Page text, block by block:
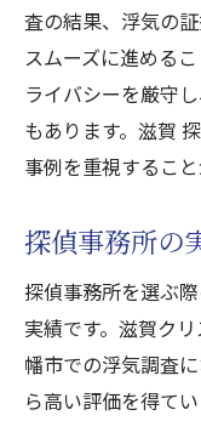
査の結果、浮気の
スムーズに進める
ライバシーを厳守
もあります。滋賀
事例を重視すること
探偵事務所の
探偵事務所を選ぶ
実績です。滋賀ク
幡市での浮気調査
ら高い評価を得て